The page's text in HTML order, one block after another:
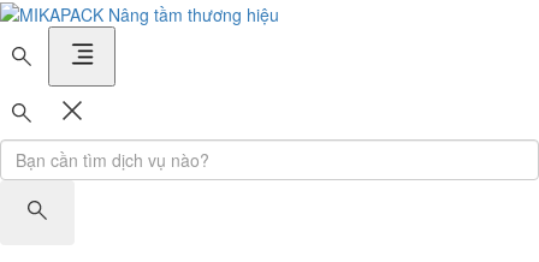
MIKAPACK Nâng tầm thương hiệu